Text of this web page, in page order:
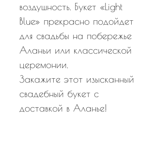
воздушность. Букет «Light
Blue» прекрасно подойдет
для свадьбы на побережье
Аланьи или классической
церемонии.
Закажите этот изысканный
свадебный букет с
доставкой в Аланье!